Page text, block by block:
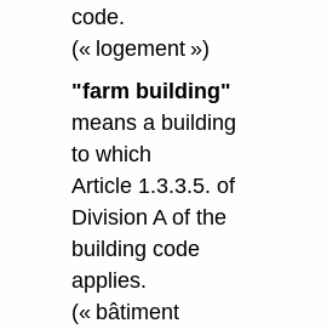
code.
(« logement »)
"farm building"
means a building
to which
Article 1.3.3.5. of
Division A of the
building code
applies.
(« bâtiment